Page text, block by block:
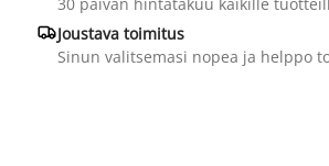
Joustava toimitus
Sinun valitsemasi nopea ja helppo